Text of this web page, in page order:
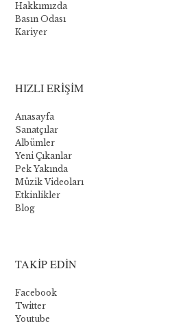
:
Les
meilleurs
jeux
Bien
que
Novomatic
propose
quelques
jeux
principale
est
une
gamme
Hakkımızda
Basın Odası
Kariyer
HIZLI ERİŞİM
Anasayfa
Sanatçılar
Albümler
Yeni Çıkanlar
Pek Yakında
Müzik Videoları
Etkinlikler
Blog
TAKİP EDİN
Facebook
Twitter
Youtube